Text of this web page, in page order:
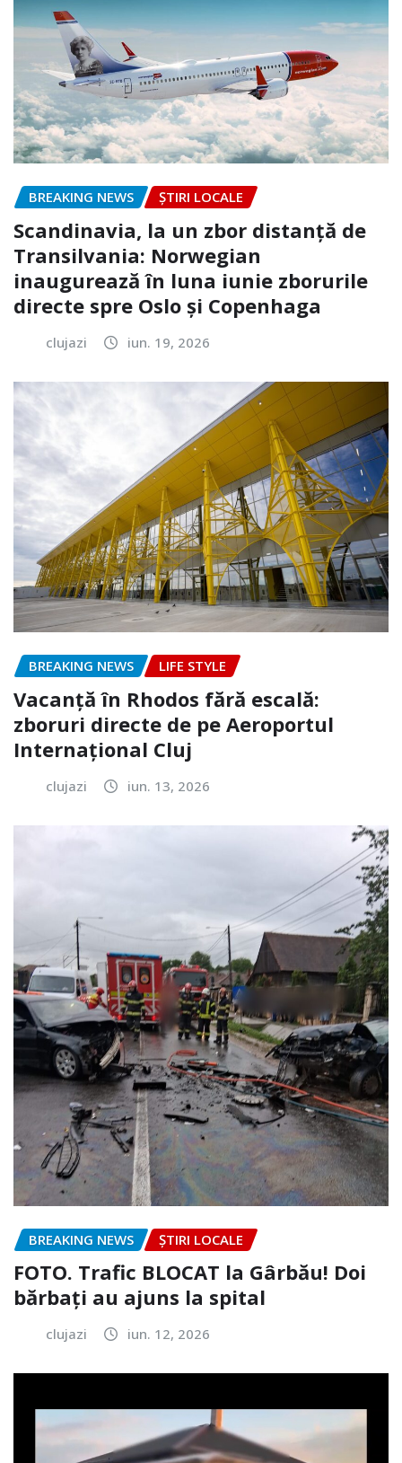
BREAKING NEWS ȘTIRI LOCALE
Scandinavia, la un zbor distanță de
Transilvania: Norwegian
inaugurează în luna iunie zborurile
directe spre Oslo și Copenhaga
clujazi iun. 19, 2026
BREAKING NEWS LIFE STYLE
Vacanță în Rhodos fără escală:
zboruri directe de pe Aeroportul
Internațional Cluj
clujazi iun. 13, 2026
BREAKING NEWS ȘTIRI LOCALE
FOTO. Trafic BLOCAT la Gârbău! Doi
bărbați au ajuns la spital
clujazi iun. 12, 2026